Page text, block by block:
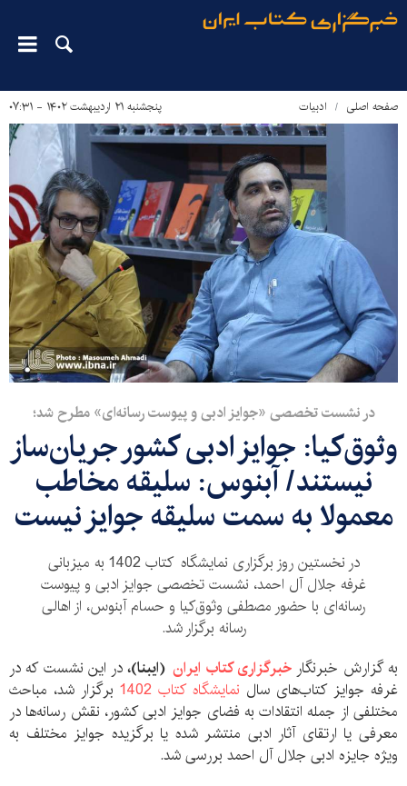
صفحه اصلی ادبیات پنجشنبه ۲۱ اردیبهشت ۱۴۰۲ - ۰۷:۳۱
در نشست تخصصی «جوایز ادبی و پیوست رسانه‌ا‌ی» مطرح شد؛
وثوق‌کیا: جوایز ادبی کشور جریان‌ساز
نیستند/ آبنوس: سلیقه مخاطب
معمولا به سمت سلیقه جوایز نیست
در نخستین روز برگزاری نمایشگاه کتاب 1402 به میزبانی
غرفه جلال آل احمد، نشست‌ تخصصی جوایز ادبی و پیوست
رسانه‌ای با حضور مصطفی وثوق‌کیا و حسام آبنوس، از اهالی
رسانه برگزار شد.
به گزارش خبرنگار خبرگزاری کتاب ایران(ایبنا)،در این نشست که در
غرفه جوایز کتاب‌های سال نمایشگاه کتاب 1402
برگزار شد، مباحث
مختلفی از جمله انتقادات به فضای جوایز ادبی کشور، نقش رسانه‌ها در
معرفی یا ارتقای آثار ادبی منتشر شده یا برگزیده جوایز مختلف به
ویژه جایزه ادبی جلال آل احمد بررسی شد.